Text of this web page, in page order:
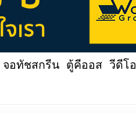
จอทัชสกรีน ตู้คีออส วีดีโอ